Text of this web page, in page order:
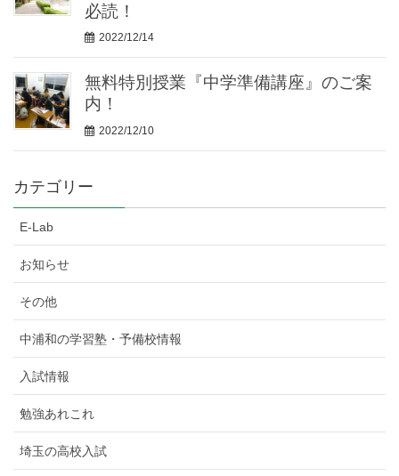
必読！
2022/12/14
無料特別授業『中学準備講座』のご案
内！
2022/12/10
カテゴリー
E-Lab
お知らせ
その他
中浦和の学習塾・予備校情報
入試情報
勉強あれこれ
埼玉の高校入試